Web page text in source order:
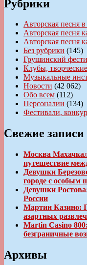
Рубрики
Авторская песня
Авторская песня
Авторская песня
Без рубрики (145)
Грушинский
Клубы,
Музыкальные
Новости (42 062)
Обо всем (112)
Персоналии (134)
Фестивали,
Свежие записи
Москва
путешествие
Девушки
городе с особым
Девушки
России
Мартин Казино:
азартных
Martin Casino
безграничные
Архивы